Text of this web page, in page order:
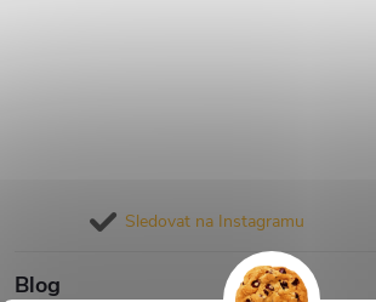
Sledovat na Instagramu
Blog